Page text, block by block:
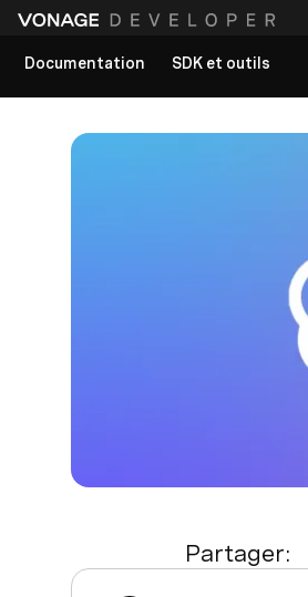
Documentation
SDK et outils
Partager: